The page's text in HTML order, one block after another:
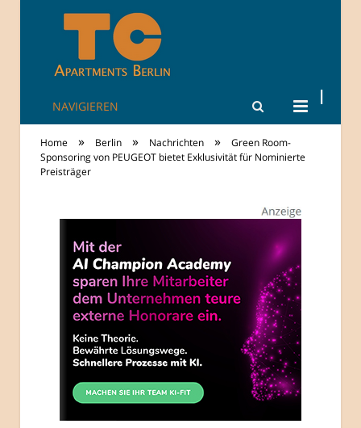
TheCity: Living
Apartments in
NAVIGIEREN
Home » Berlin » Nachrichten »
Green Room-
Sponsoring von PEUGEOT bietet Exklusivität für Nominierte
Preisträger